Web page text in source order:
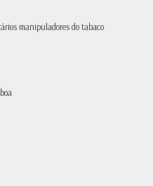
manipuladores do tabaco